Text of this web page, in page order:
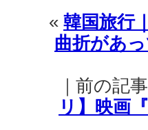
« 韓国旅行
曲折があ
｜前の記
リ】映画